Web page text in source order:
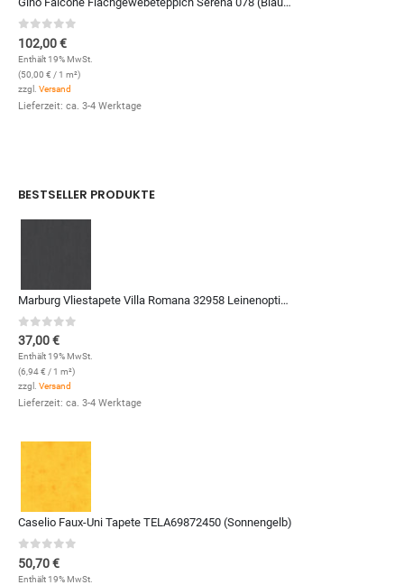
0out of 5
102,00€
Enthält 19% MwSt.
(50,00 € / 1 m²)
zzgl. Versand
Lieferzeit: ca. 3-4 Werktage
BESTSELLER PRODUKTE
Marburg Vliestapete Villa Romana 32958 Leinenoptik (Anthrazit)
0out of 5
37,00€
Enthält 19% MwSt.
(6,94€ / 1 m²)
zzgl. Versand
Lieferzeit: ca. 3-4 Werktage
Caselio Faux-Uni Tapete TELA69872450 (Sonnengelb)
0out of 5
50,70€
Enthält 19% MwSt.